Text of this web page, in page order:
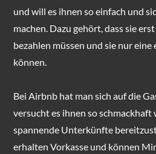
und will es ihnen so einfach und
machen. Dazu gehört, dass sie
bezahlen müssen und sie nur
können.
Bei Airbnb hat man sich auf die
versucht es ihnen so schmackhaft
spannende Unterkünfte
erhalten Vorkasse und können